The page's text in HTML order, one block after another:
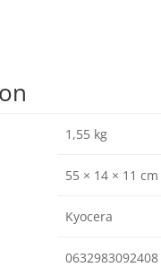
1,55 kg
55 × 14 × 11 cm
Kyocera
0632983092408